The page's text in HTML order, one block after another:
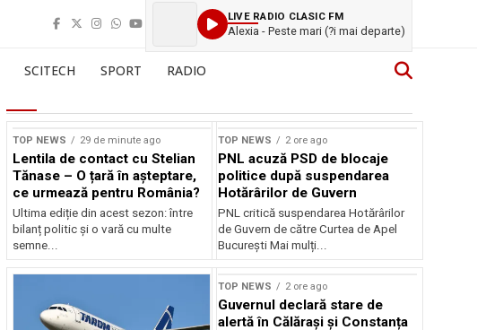
LIVE RADIO CLASIC FM
Alexia - Peste mari (?i mai departe)
SCITECH SPORT RADIO
TOP NEWS 29 de minute ago
Lentila de contact cu Stelian
Tănase – O țară în așteptare,
ce urmează pentru România?
Ultima ediție din acest sezon: între
bilanț politic și o vară cu multe
semne...
TOP NEWS 2 ore ago
PNL acuză PSD de blocaje
politice după suspendarea
Hotărârilor de Guvern
PNL critică suspendarea Hotărârilor
de Guvern de către Curtea de Apel
București Mai mulți...
TOP NEWS 2 ore ago
Guvernul declară stare de
alertă în Călărași și Constanța